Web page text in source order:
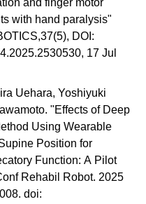
with hand paralysis"
DOI:
17 Jul
Uehara, Yoshiyuki
"Effects of Deep
Using Wearable
Position for
Function: A Pilot
Rehabil Robot. 2025
doi: